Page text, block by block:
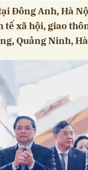
Đông Anh, Hà
tế xã hội, giao
Quảng Ninh,